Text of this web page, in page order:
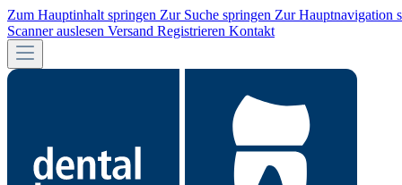
Zum Hauptinhalt springen Zur Suche springen Zur Hauptnavigation
Scanner auslesen Versand Registrieren Kontakt